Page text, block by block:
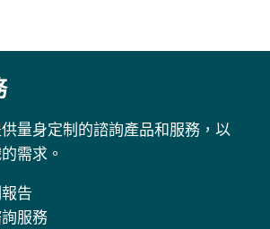
供量身定制的諮詢產品和服務，以
需求。
告
服務